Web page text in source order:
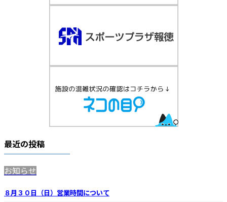
最近の投稿
お知らせ
８月３０日（日）営業時間について